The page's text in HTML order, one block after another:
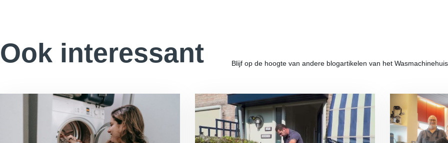
Ook interessant Blijf op de hoogte van andere blogartikelen van het